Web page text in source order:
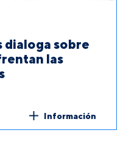
dialoga sobre
las
Información